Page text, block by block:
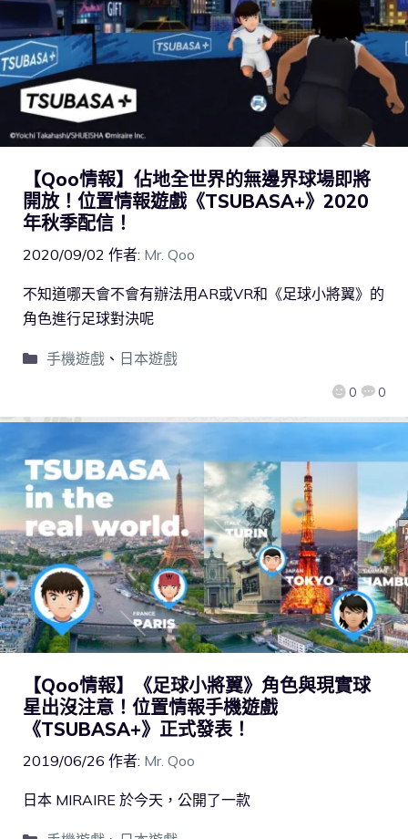
【Qoo情報】佔地全世界的無邊界球場即將
開放！位置情報遊戲《TSUBASA+》2020
年秋季配信！
2020/09/02 作者: Mr. Qoo
0 0
不知道哪天會不會有辦法用AR或VR和《足球小將翼》的
角色進行足球對決呢
手機遊戲、 日本遊戲
【Qoo情報】《足球小將翼》角色與現實球
星出沒注意！位置情報手機遊戲
《TSUBASA+》正式發表！
2019/06/26 作者: Mr. Qoo
日本 MIRAIRE 於今天，公開了一款